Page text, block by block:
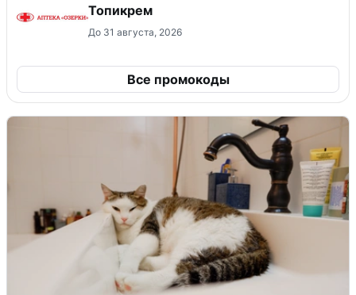
Топикрем
До 31 августа, 2026
Все промокоды